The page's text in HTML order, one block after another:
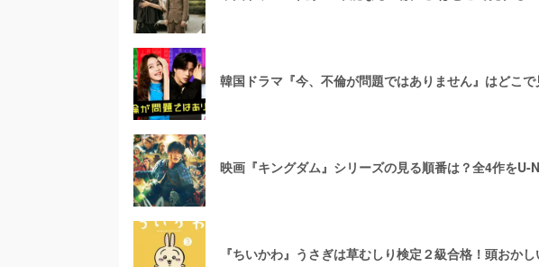
韓国ドラマ『今、不倫が問題ではありません』はどこ
映画『キングダム』シリーズの見る順番は？全4作をU-
『ちいかわ』うさぎは草むしり検定２級合格！頭おか